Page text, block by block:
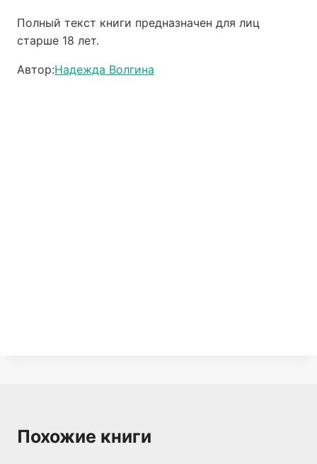
Полный текст книги предназначен для лиц
старше 18 лет.
Автор:Надежда Волгина
Похожие книги